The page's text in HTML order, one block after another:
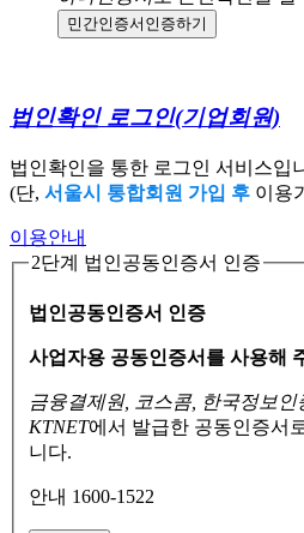
민간인증서 인증하기
법인확인 로그인(기업회원)
법인확인을 통한 로그인 서비스입
(단, 서울시 통합회원 가입 후 이용
이용안내
2단계 법인공동인증서 인증
법인공동인증서 인증
사업자용 공동인증서를 사용해
금융결제원, 코스콤, 한국정보인
KTNET에서 발급한 공동인증서
니다.
안내 1600-1522